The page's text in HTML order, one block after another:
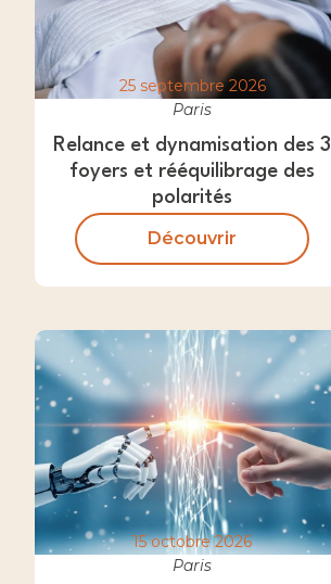
25 septembre 2026
Paris
Relance et dynamisation des 3
foyers et rééquilibrage des
polarités
Découvrir
15 octobre 2026
Paris